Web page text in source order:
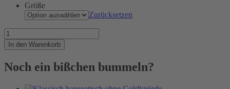
Größe
Zurücksetzen
So
gut
war
Ipad
In den Warenkorb
Noch ein bißchen bummeln?